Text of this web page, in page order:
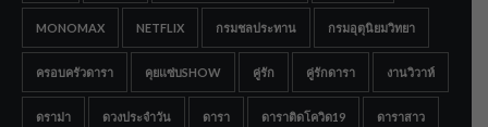
MONOMAX NETFLIX กรมชลประทาน กรมอุตุนิยมวิทยา
ครอบครัวดารา คุยแซ่บSHOW คู่รัก คู่รักดารา งานวิวาห์
ดราม่า ดวงประจำวัน ดารา ดาราติดโควิด19 ดาราสาว